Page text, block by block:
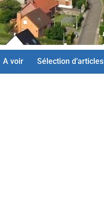
A voir Sélection d’articles